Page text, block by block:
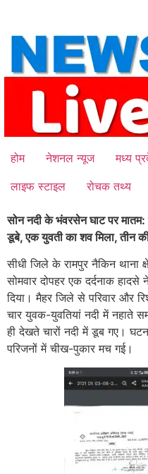
content
होम नेशनल न्यूज मध्य
लाइफ स्टाइल
रोचक तथ्य
सोन नदी के भंवरसेन घाट पर
डूबे, एक युवती का शव मिला, तीन
सीधी जिले के रामपुर नैकिन थाना
सोमवार दोपहर एक दर्दनाक
दिया। मैहर जिले से परिवार और
चार युवक-युवतियां नदी में नहाते
ही देखते चारों नदी में डूब गए।
परिजनों में चीख-पुकार मच गई।